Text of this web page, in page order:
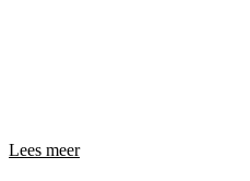
Lees meer